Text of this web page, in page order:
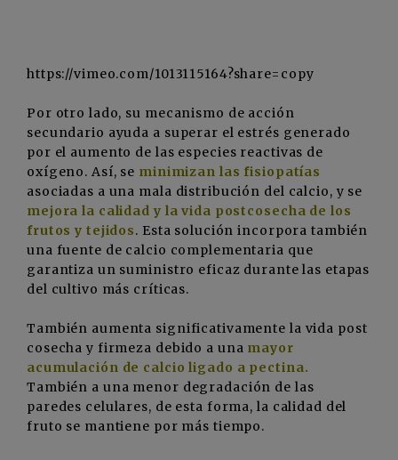
https://vimeo.com/1013115164?share=copy
Por otro lado, su mecanismo de acción
secundario ayuda a superar el estrés generado
por el aumento de las especies reactivas de
oxígeno. Así, se minimizan las fisiopatías
asociadas a una mala distribución del calcio, y se
mejora la calidad y la vida postcosecha de los
frutos y tejidos. Esta solución incorpora también
una fuente de calcio complementaria que
garantiza un suministro eficaz durante las etapas
del cultivo más críticas.
También aumenta significativamente la vida post
cosecha y firmeza debido a una mayor
acumulación de calcio ligado a pectina.
También a una menor degradación de las
paredes celulares, de esta forma, la calidad del
fruto se mantiene por más tiempo.